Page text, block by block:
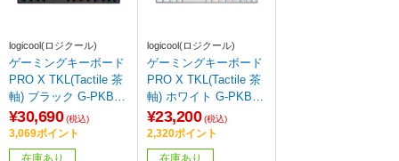
logicool(ロジクール)
ゲーミングキーボード
PRO X TKL(Tactile 茶
軸) ブラック G-PKB-0
03WL-TCBK ［ワイヤ
レス /Bluetooth・US
B］
¥30,690 (税込)
3,069ポイント
在庫あり
logicool(ロジクール)
ゲーミングキーボード
PRO X TKL(Tactile 茶
軸) ホワイト G-PKB-0
03WL-TCWH ［ワイヤ
レス /Bluetooth・US
B］ 【864】
¥23,200 (税込)
2,320ポイント
在庫あり